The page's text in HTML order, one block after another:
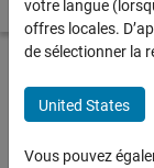
Accueil Explorer
d’autres
offres
votre langue
offres locales.
de sélectionner la
United States
Vous pouvez